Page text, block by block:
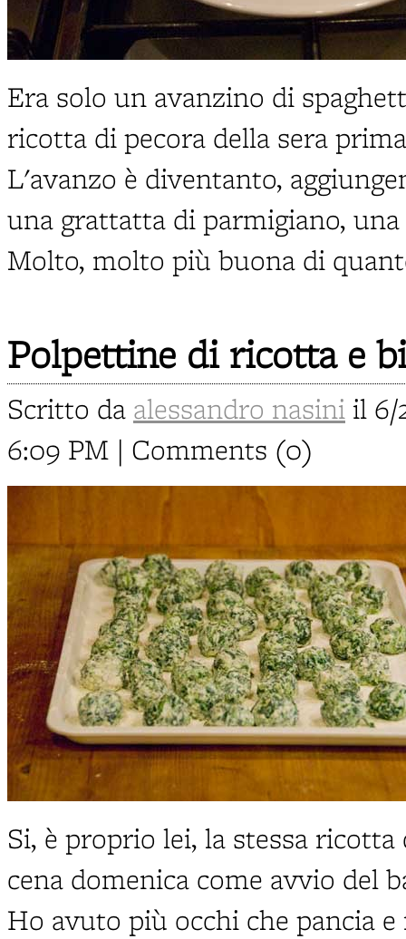
Era solo un avanzino di
ricotta di pecora della sera
L'avanzo è diventanto,
una grattatta di parmigiano,
Molto, molto più buona di
Polpettine di ricotta e
Scritto da alessandro nasini il 6/
6:09 PM | Comments (0)
Si, è proprio lei, la stessa
cena domenica come avvio del
Ho avuto più occhi che pancia